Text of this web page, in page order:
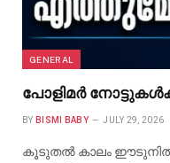
GENERAL
പോളിമർ
BY BISMI BABY JULY 29, 2026
കൂടുതൽ കാലം